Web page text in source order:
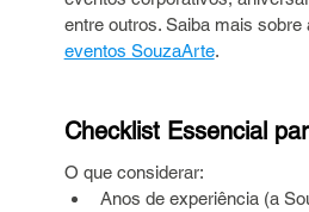
entre outros. Saiba mais sobre
eventos SouzaArte.
Checklist Essencial
O que considerar:
Anos de experiência (a